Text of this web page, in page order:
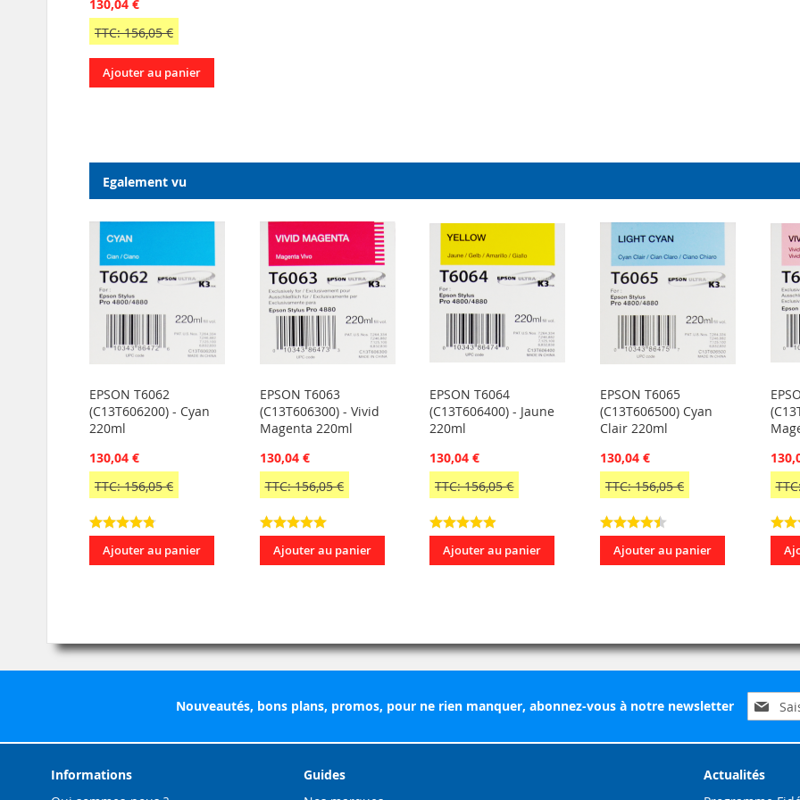
130,04 €
TTC: 156,05 €
Ajouter au panier
Egalement vu
EPSON T6062
(C13T606200) - Cyan
220ml
130,04 €
TTC: 156,05 €
Ajouter au panier
EPSON T6063
(C13T606300) - Vivid
Magenta 220ml
130,04 €
TTC: 156,05 €
Ajouter au panier
EPSON T6064
(C13T606400) - Jaune
220ml
130,04 €
TTC: 156,05 €
Ajouter au panier
EPSON T6065
(C13T606500) Cyan
Clair 220ml
130,04 €
TTC: 156,05 €
Ajouter au panier
Nouveautés, bons plans, promos, pour ne rien manquer, abonnez-vous à notre newsletter
à
Informations
Guides
Actualités